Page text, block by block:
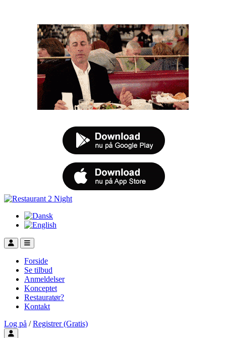
Forside
Se tilbud
Anmeldelser
Konceptet
Restauratør?
Kontakt
Log på / Registrer (Gratis)
Toggle user menu